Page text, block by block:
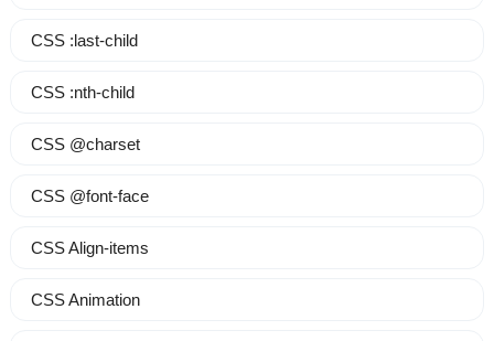
CSS :last-child
CSS :nth-child
CSS @charset
CSS @font-face
CSS Align-items
CSS Animation